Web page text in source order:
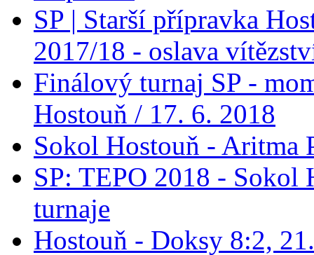
SP | Starší přípravka
2017/18 - oslava
Finálový turnaj SP -
Hostouň / 17. 6. 2018
Sokol Hostouň - Aritma
SP: TEPO 2018 - Sokol
turnaje
Hostouň - Doksy 8:2,